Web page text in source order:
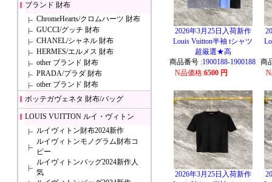
ブランド 財布
ChromeHearts/クロムハーツ 財布
GUCCI/グッチ 財布
CHANEL/シャネル 財布
HERMES/エルメス 財布
other ブランド 財布
PRADA/プラダ 財布
other ブランド 財布
ボッテガヴェネタ 財布/バッグ
LOUIS VUITTON ルイ・ヴィトン
ルイヴィトン財布2024新作
ルイヴィトンモノグラム財布コ
ピー
ルイヴィトンバッグ2024新作人
気
2026年3月25日入荷新作
Louis Vuitton半袖 tシャツ
超厳選★高
商品番号 :1900188-1900188
N品価格:6500 円
商
2026年3月25日入荷新作